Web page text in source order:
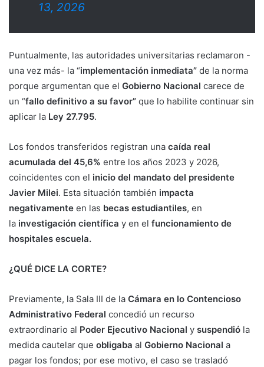
13, 2026
Puntualmente, las autoridades universitarias reclamaron -
una vez más- la “implementación inmediata” de la norma
porque argumentan que el Gobierno Nacional carece de
un “fallo definitivo a su favor” que lo habilite continuar sin
aplicar la Ley 27.795.
Los fondos transferidos registran una caída real
acumulada del 45,6% entre los años 2023 y 2026,
coincidentes con el inicio del mandato del presidente
Javier Milei. Esta situación también impacta
negativamente en las becas estudiantiles, en
la investigación científica y en el funcionamiento de
hospitales escuela.
¿QUÉ DICE LA CORTE?
Previamente, la Sala III de la Cámara en lo Contencioso
Administrativo Federal concedió un recurso
extraordinario al Poder Ejecutivo Nacional y suspendió la
medida cautelar que obligaba al Gobierno Nacional a
pagar los fondos; por ese motivo, el caso se trasladó